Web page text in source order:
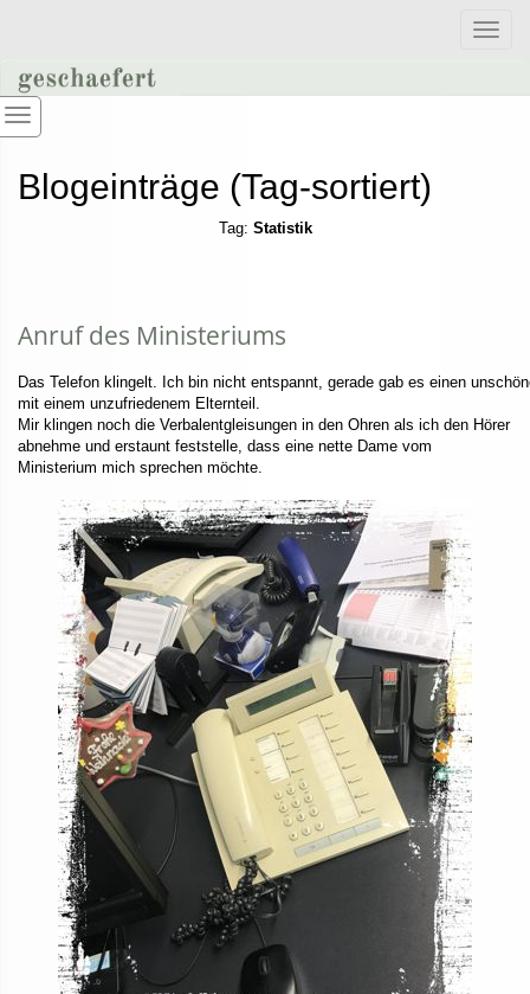
Toggle
Blogeinträge (Tag-sortiert)
Tag: Statistik
Anruf des Ministeriums
Das Telefon klingelt. Ich bin nicht entspannt, gerade gab es einen
mit einem unzufriedenem Elternteil.
Mir klingen noch die Verbalentgleisungen in den Ohren als ich den Hörer
abnehme und erstaunt feststelle, dass eine nette Dame vom
Ministerium mich sprechen möchte.